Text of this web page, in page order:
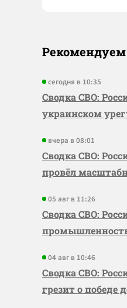
Рекомендуем
сегодня в 10:35
Сводка СВО:
украинском
вчера в 08:01
Сводка СВО:
провёл
05 авг в 11:26
Сводка СВО:
промышленность
04 авг в 10:46
Сводка СВО:
грезит о победе